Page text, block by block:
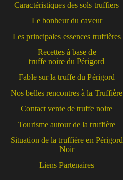
Caractéristiques des sols truffiers
Le bonheur du caveur
Les principales essences truffières
Recettes à base de
truffe noire du Périgord
Fable sur la truffe du Périgord
Nos belles rencontres à la Truffière
Contact vente de truffe noire
Tourisme autour de la truffière
Situation de la truffière en Périgord
Noir
Liens Partenaires